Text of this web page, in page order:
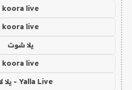
koora live
koora live
يلا شوت
koora live
Yalla Live - يلا لايف